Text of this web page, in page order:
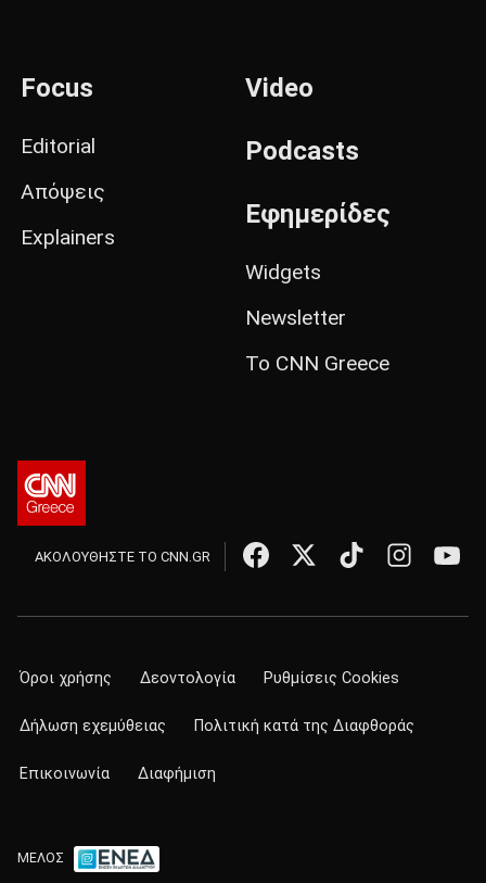
Focus
Editorial
Απόψεις
Explainers
Video
Podcasts
Εφημερίδες
Widgets
Newsletter
Το CNN Greece
ΑΚΟΛΟΥΘΗΣΤΕ ΤΟ CNN.GR
Όροι χρήσης Δεοντολογία Ρυθμίσεις Cookies
Δήλωση εχεμύθειας Πολιτική κατά της Διαφθοράς
Επικοινωνία Διαφήμιση
ΜΕΛΟΣ